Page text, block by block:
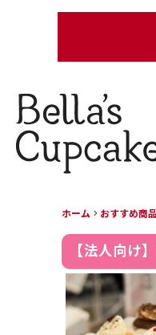
ホーム > おすすめ商品
【法人向